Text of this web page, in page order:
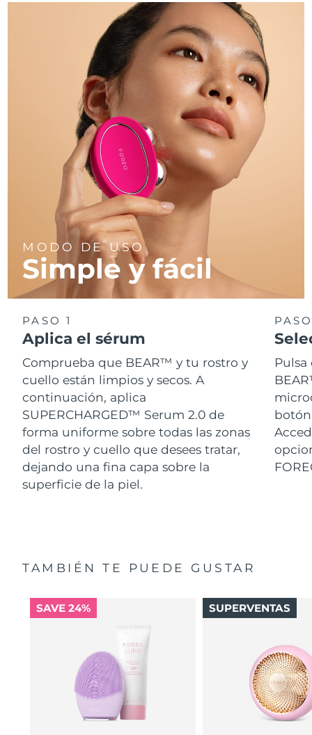
MODO DE USO
Simple y fácil
PASO 1
Aplica el sérum
Comprueba que BEAR™ y tu rostro y
cuello están limpios y secos. A
continuación, aplica
SUPERCHARGED™ Serum 2.0 de
forma uniforme sobre todas las zonas
del rostro y cuello que desees tratar,
dejando una fina capa sobre la
superficie de la piel.
botón
TAMBIÉN TE PUEDE GUSTAR
SAVE 24% SUPERVENTAS